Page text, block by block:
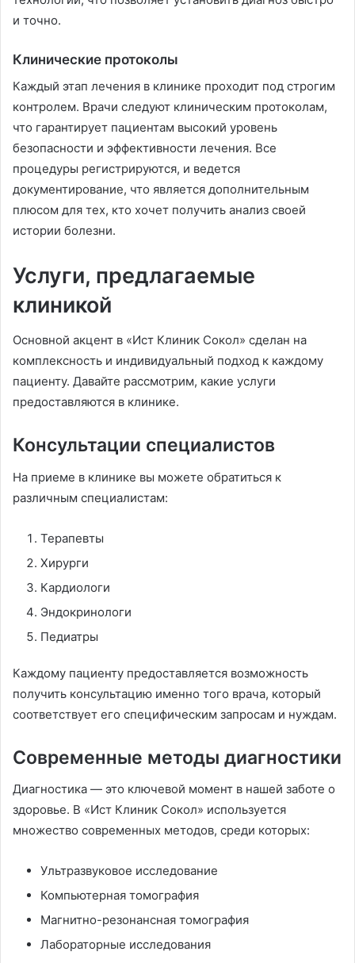
и точно.
Клинические протоколы
Каждый этап лечения в клинике проходит под строгим
контролем. Врачи следуют клиническим протоколам,
что гарантирует пациентам высокий уровень
безопасности и эффективности лечения. Все
процедуры регистрируются, и ведется
документирование, что является дополнительным
плюсом для тех, кто хочет получить анализ своей
истории болезни.
Услуги, предлагаемые
клиникой
Основной акцент в «Ист Клиник Сокол» сделан на
комплексность и индивидуальный подход к каждому
пациенту. Давайте рассмотрим, какие услуги
предоставляются в клинике.
Консультации специалистов
На приеме в клинике вы можете обратиться к
различным специалистам:
Терапевты
Хирурги
Кардиологи
Эндокринологи
Педиатры
Каждому пациенту предоставляется возможность
получить консультацию именно того врача, который
соответствует его специфическим запросам и нуждам.
Современные методы диагностики
Диагностика — это ключевой момент в нашей заботе о
здоровье. В «Ист Клиник Сокол» используется
множество современных методов, среди которых:
Ультразвуковое исследование
Компьютерная томография
Магнитно-резонансная томография
Лабораторные исследования